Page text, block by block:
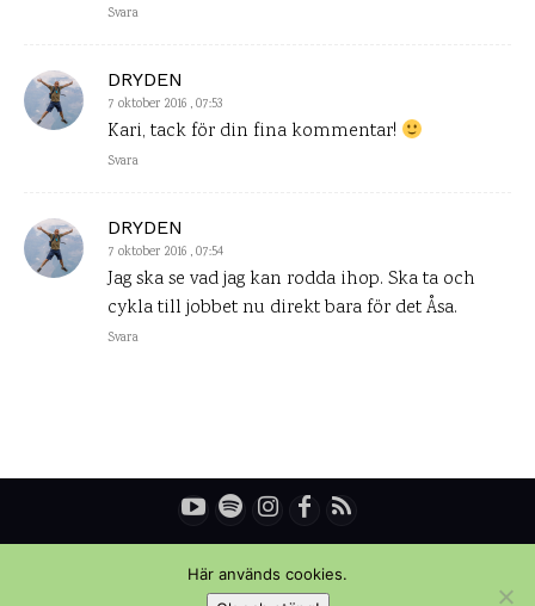
Svara
DRYDEN
7 oktober 2016 , 07:53
Kari, tack för din fina kommentar!
Svara
DRYDEN
7 oktober 2016 , 07:54
Jag ska se vad jag kan rodda ihop. Ska ta och
cykla till jobbet nu direkt bara för det Åsa.
Svara
Här används cookies.